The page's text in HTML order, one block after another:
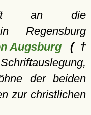
an die
Regensburg
Augsburg(†
der beiden
zur christlichen